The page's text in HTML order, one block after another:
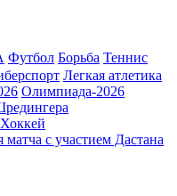
Футбол Борьба Теннис
Легкая атлетика
Олимпиада-2026
Хоккей
с участием Дастана